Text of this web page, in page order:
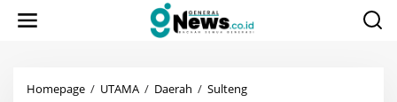
Homepage / UTAMA / Daerah / SultengLewat